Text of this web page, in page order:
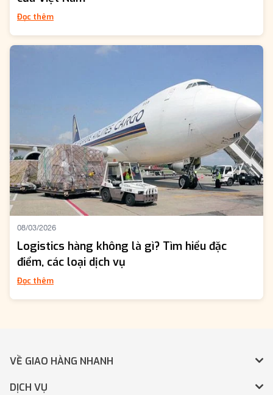
Đọc thêm
08/03/2026
Logistics hàng không là gì? Tìm hiểu đặc
điểm, các loại dịch vụ
Đọc thêm
VỀ GIAO HÀNG NHANH
DỊCH VỤ